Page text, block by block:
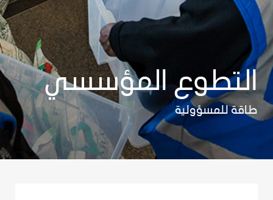
التطوع المؤسسي
طاقة للمسؤولية